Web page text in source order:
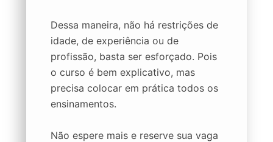
Dessa maneira, não há restrições de
idade, de experiência ou de
profissão, basta ser esforçado. Pois
o curso é bem explicativo, mas
precisa colocar em prática todos os
ensinamentos.
Não espere mais e reserve sua vaga